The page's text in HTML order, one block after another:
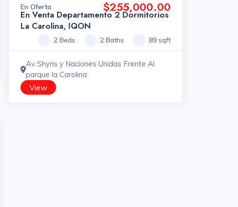
En Oferta $255,000.00
En Venta Departamento 2 Dormitorios
La Carolina, IQON
2 Beds 2 Baths 89 sqft
Av Shyris y Naciones Unidas Frente Al
parque la Carolina
View